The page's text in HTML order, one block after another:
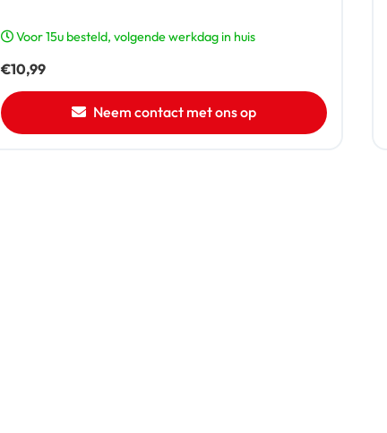
Voor 15u besteld, volgende werkdag in huis
€10,99
Neem contact met ons op